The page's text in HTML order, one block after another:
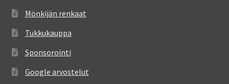
Mönkijän renkaat
Tukkukauppa
Sponsorointi
Google arvostelut